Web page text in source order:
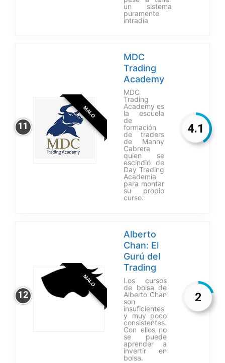
un sistema
puramente
intradía
MALO
11
MDC
Trading
Academy
MDC
Trading
Academy es
la escuela
de
formación
de traders
de Manny
Cabrera
quien se
escindió de
Day Trading
Academia
para montar
su propio
curso.
4.1
MALO
12
Alberto
Chan: El
Gurú del
Trading
Los cursos
de bolsa de
Alberto Chan
son
insuficientes
y muy poco
consistentes.
Con ellos no
se puede
aprender a
invertir en
bolsa.
2